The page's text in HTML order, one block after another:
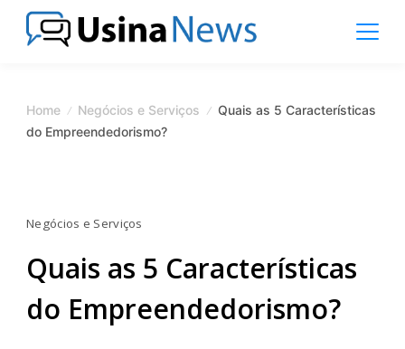
Skip
Magazine
Home Negócios e Serviços
Quais as 5 Características
do Empreendedorismo?
Negócios e Serviços
Quais as 5 Características
do Empreendedorismo?